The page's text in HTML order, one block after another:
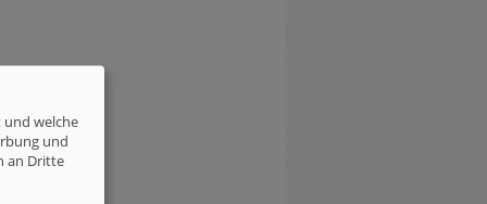
welche
und
an Dritte